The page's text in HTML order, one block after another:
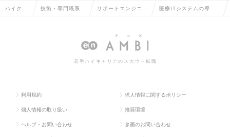
ハイクラ 技術・専門職系 サポートエンジニア 医療ITシステムの導入
若手ハイキャリアのスカウト転職
利用規約 求人情報に関するポリシー
個人情報の取り扱い 推奨環境
ヘルプ・お問い合わせ 参画のお問い合わせ